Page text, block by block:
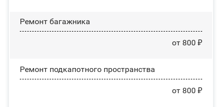
Ремонт багажника
от 800 ₽
Ремонт подкапотного пространства
от 800 ₽